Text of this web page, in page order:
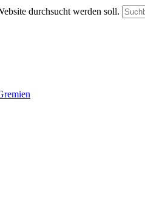
durchsucht werden soll.